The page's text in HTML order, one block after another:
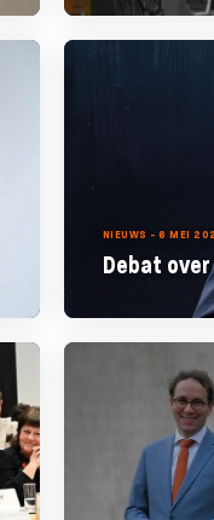
NIEUWS - 6 MEI
Debat